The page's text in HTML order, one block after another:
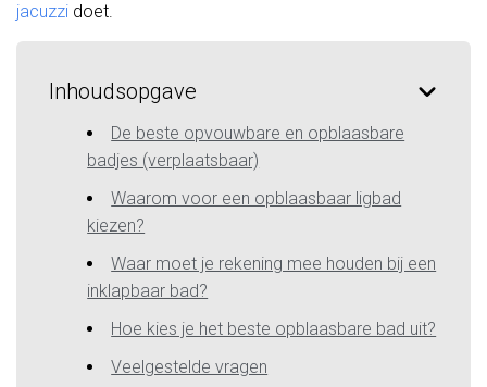
jacuzzi doet.
Inhoudsopgave
De beste opvouwbare en opblaasbare
badjes (verplaatsbaar)
Waarom voor een opblaasbaar ligbad
kiezen?
Waar moet je rekening mee houden bij een
inklapbaar bad?
Hoe kies je het beste opblaasbare bad uit?
Veelgestelde vragen